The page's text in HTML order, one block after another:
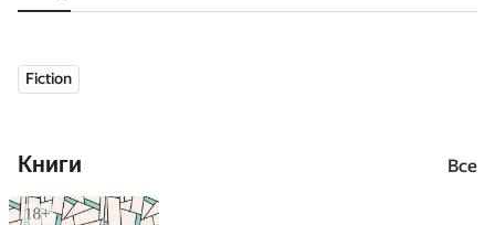
Fiction
Книги Все